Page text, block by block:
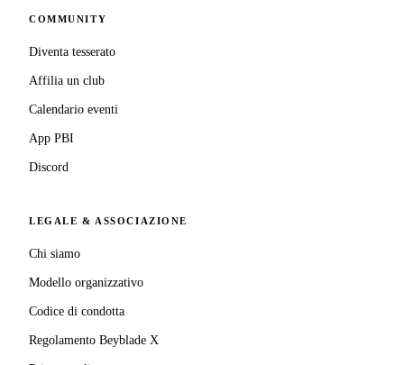
COMMUNITY
Diventa tesserato
Affilia un club
Calendario eventi
App PBI
Discord
LEGALE & ASSOCIAZIONE
Chi siamo
Modello organizzativo
Codice di condotta
Regolamento Beyblade X